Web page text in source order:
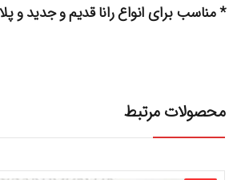
* مناسب برای انواع رانا قدیم و جدید و
محصولات مرتبط